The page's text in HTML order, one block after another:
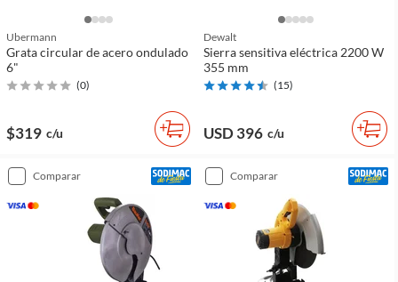
Ubermann
Grata circular de acero ondulado
6"
(0)
$319 c/u
Dewalt
Sierra sensitiva eléctrica 2200 W
355 mm
(15)
USD 396 c/u
comparar comparar